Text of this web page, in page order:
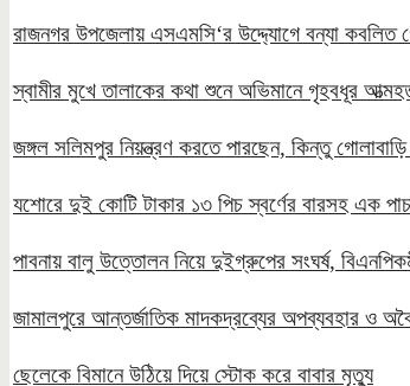
রাজনগর উপজেলায় এসএমসি‘র উদ্দ্যোগে বন্যা কবলিত
স্বামীর মুখে তালাকের কথা শুনে অভিমানে গৃহবধূর
জঙ্গল সলিমপুর নিয়ন্ত্রণ করতে পারছেন, কিন্তু
যশোরে দুই কোটি টাকার ১৩ পিচ স্বর্ণের বারসহ এক
পাবনায় বালু উত্তোলন নিয়ে দুইগ্রুপের সংঘর্ষ,
জামালপুরে আন্তর্জাতিক মাদকদ্রব্যের অপব্যবহার ও
ছেলেকে বিমানে উঠিয়ে দিয়ে স্টোক করে বাবার মৃত্যু